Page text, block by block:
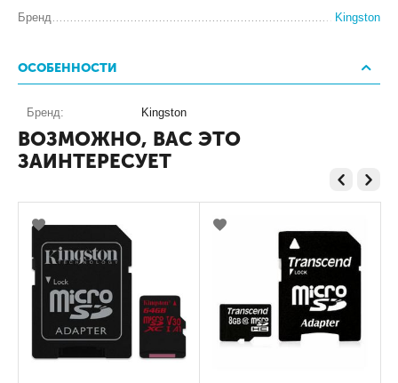
Бренд Kingston
ОСОБЕННОСТИ
Бренд: Kingston
ВОЗМОЖНО, ВАС ЭТО
ЗАИНТЕРЕСУЕТ